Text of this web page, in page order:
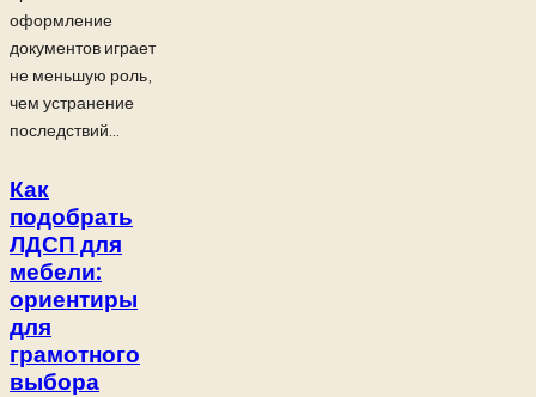
оформление
документов играет
не меньшую роль,
чем устранение
последствий...
Как
подобрать
ЛДСП для
мебели:
ориентиры
для
грамотного
выбора